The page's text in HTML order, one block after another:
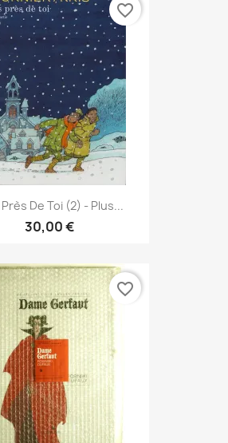
De Toi (2) - Plus...
30,00 €
favorite_border
favorite_border